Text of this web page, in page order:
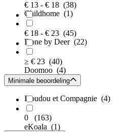
Childhome (1)
Done by Deer (22)
Doomoo (4)
Doudou et Compagnie (4)
eKoala (1)
€ 13 - € 18 (38)
€ 18 - € 23 (45)
≥ € 23 (40)
Minimale beoordeling
0 (163)